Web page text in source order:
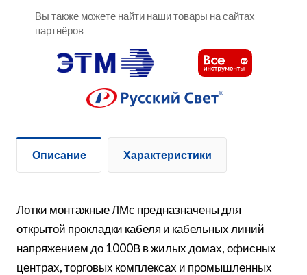
Вы также можете найти наши товары на сайтах
партнёров
Описание Характеристики
Лотки монтажные ЛМс предназначены для
открытой прокладки кабеля и кабельных линий
напряжением до 1000В в жилых домах, офисных
центрах, торговых комплексах и промышленных